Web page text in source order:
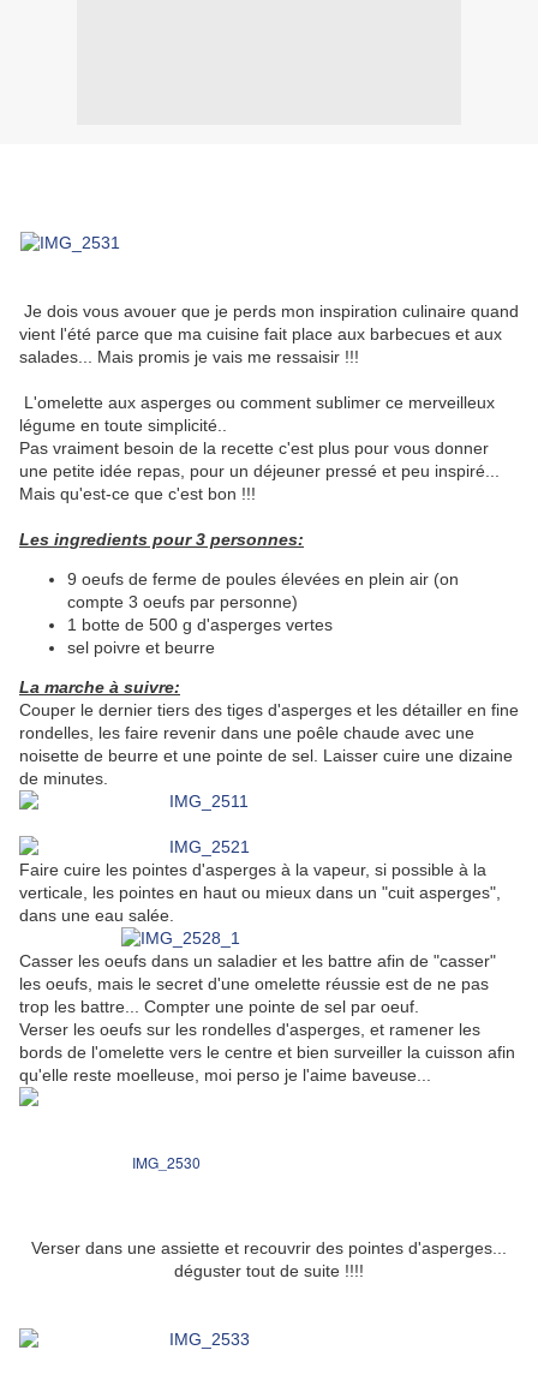
Je dois vous avouer que je perds mon inspiration culinaire quand
vient l'été parce que ma cuisine fait place aux barbecues et aux
salades... Mais promis je vais me ressaisir !!!
L'omelette aux asperges ou comment sublimer ce merveilleux
légume en toute simplicité..
Pas vraiment besoin de la recette c'est plus pour vous donner
une petite idée repas, pour un déjeuner pressé et peu inspiré...
Mais qu'est-ce que c'est bon !!!
Les ingredients pour 3 personnes:
9 oeufs de ferme de poules élevées en plein air (on
compte 3 oeufs par personne)
1 botte de 500 g d'asperges vertes
sel poivre et beurre
La marche à suivre:
Couper le dernier tiers des tiges d'asperges et les détailler en fine
rondelles, les faire revenir dans une poêle chaude avec une
noisette de beurre et une pointe de sel. Laisser cuire une dizaine
de minutes.
Faire cuire les pointes d'asperges à la vapeur, si possible à la
verticale, les pointes en haut ou mieux dans un "cuit asperges",
dans une eau salée.
Casser les oeufs dans un saladier et les battre afin de "casser"
les oeufs, mais le secret d'une omelette réussie est de ne pas
trop les battre... Compter une pointe de sel par oeuf.
Verser les oeufs sur les rondelles d'asperges, et ramener les
bords de l'omelette vers le centre et bien surveiller la cuisson afin
qu'elle reste moelleuse, moi perso je l'aime baveuse...
Verser dans une assiette et recouvrir des pointes d'asperges...
déguster tout de suite !!!!